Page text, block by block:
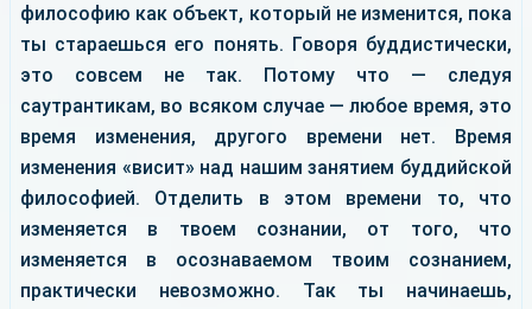
философию как объект, который не изменится, пока
ты стараешься его понять. Говоря буддистически,
это совсем не так. Потому что — следуя
саутрантикам, во всяком случае — любое время, это
время изменения, другого времени нет. Время
изменения «висит» над нашим занятием буддийской
философией. Отделить в этом времени то, что
изменяется в твоем сознании, от того, что
изменяется в осознаваемом твоим сознанием,
практически невозможно. Так ты начинаешь,